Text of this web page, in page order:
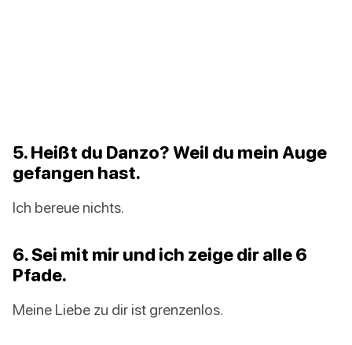
5. Heißt du Danzo? Weil du mein Auge
gefangen hast.
Ich bereue nichts.
6. Sei mit mir und ich zeige dir alle 6
Pfade.
Meine Liebe zu dir ist grenzenlos.